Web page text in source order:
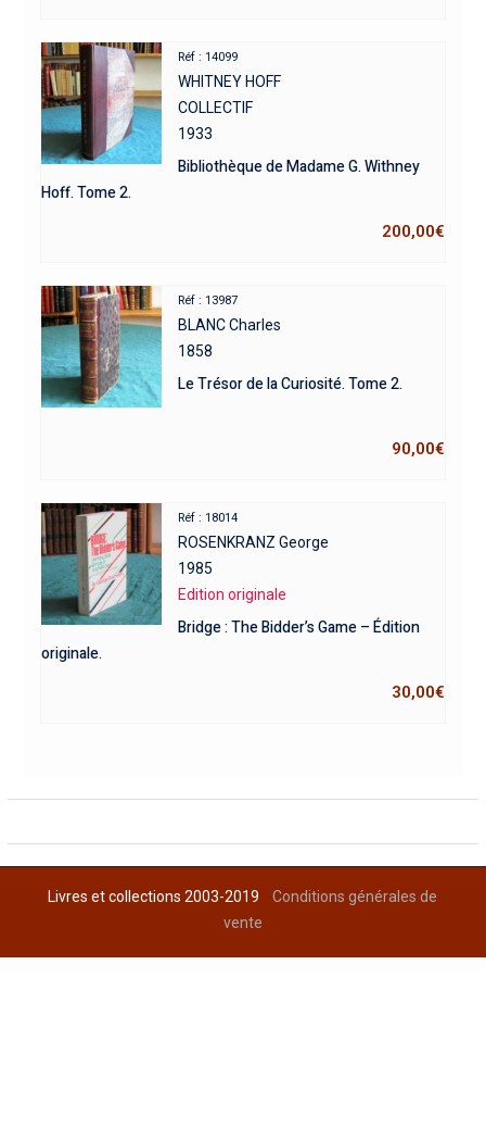
Réf : 14099
WHITNEY HOFF
COLLECTIF
1933
Bibliothèque de Madame G. Withney
Hoff. Tome 2.
200,00€
Réf : 13987
BLANC Charles
1858
Le Trésor de la Curiosité. Tome 2.
90,00€
Réf : 18014
ROSENKRANZ George
1985
Edition originale
Bridge : The Bidder’s Game – Édition
originale.
30,00€
Livres et collections 2003-2019Conditions générales de
vente